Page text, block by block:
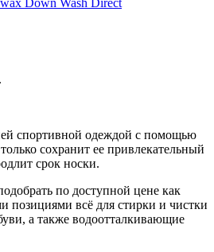
спортивной одеждой с помощью
сохранит ее привлекательный
срок носки.
по доступной цене как
позициями всё для стирки и чистки
а также водоотталкивающие